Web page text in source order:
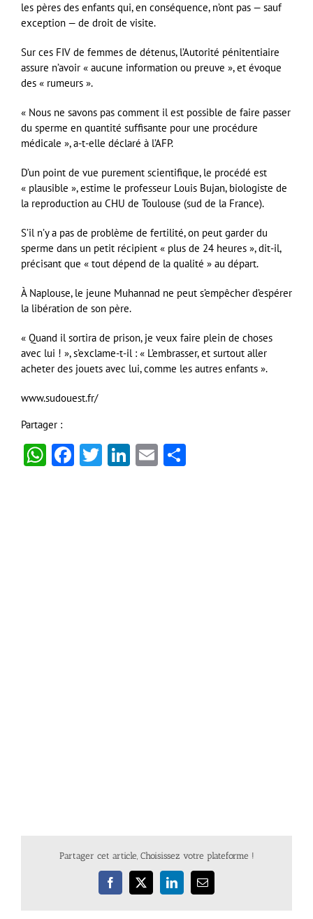
les pères des enfants qui, en conséquence, n’ont pas — sauf
exception — de droit de visite.
Sur ces FIV de femmes de détenus, l’Autorité pénitentiaire
assure n’avoir « aucune information ou preuve », et évoque
des « rumeurs ».
« Nous ne savons pas comment il est possible de faire passer
du sperme en quantité suffisante pour une procédure
médicale », a-t-elle déclaré à l’AFP.
D’un point de vue purement scientifique, le procédé est
« plausible », estime le professeur Louis Bujan, biologiste de
la reproduction au CHU de Toulouse (sud de la France).
S’il n’y a pas de problème de fertilité, on peut garder du
sperme dans un petit récipient « plus de 24 heures », dit-il,
précisant que « tout dépend de la qualité » au départ.
À Naplouse, le jeune Muhannad ne peut s’empêcher d’espérer
la libération de son père.
« Quand il sortira de prison, je veux faire plein de choses
avec lui ! », s’exclame-t-il : « L’embrasser, et surtout aller
acheter des jouets avec lui, comme les autres enfants ».
www.sudouest.fr/
Partager :
WhatsApp
Facebook
Twitter
LinkedIn
Email
Partager cet article, Choisissez votre plateforme !
Facebook
X LinkedInEmail